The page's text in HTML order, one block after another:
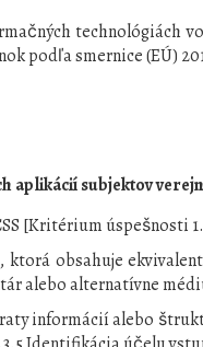
technológiách
podľa smernice (EÚ)
aplikácií subjektov
[Kritérium úspešnosti
obsahuje
alebo alternatívne
informácií alebo